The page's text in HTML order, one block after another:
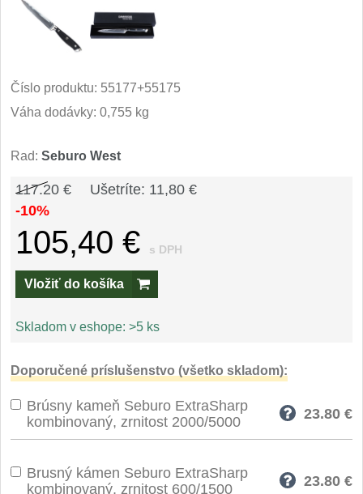
Taktické
Turistické
Speciální 4
Outdoorové
Špeciálne nože
Vrhacie
Záchranárske 4
Ostrenie nožov
Ostřiče nožů 8
Číslo produktu: 55177+55175
Váha dodávky: 0,755 kg
Rad: Seburo West
117.20 € Ušetríte: 11,80 €
-10%
105,40 € s DPH
Vložiť do košíka
Skladom v eshope: >5 ks
Doporučené príslušenstvo (všetko skladom):
Brúsny kameň Seburo ExtraSharp
kombinovaný, zrnitost 2000/5000
23.80 €
Brusný kámen Seburo ExtraSharp
kombinovaný, zrnitost 600/1500
23.80 €